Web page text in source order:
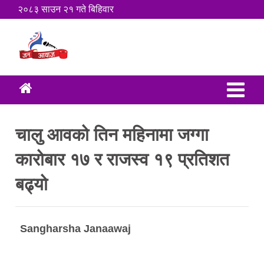
२०८३ साउन २१ गते बिहिवार
चालु आवको तिन महिनामा जग्गा
कारोबार १७ र राजस्व १९ प्रतिशत
बढ्यो
Sangharsha Janaawaj